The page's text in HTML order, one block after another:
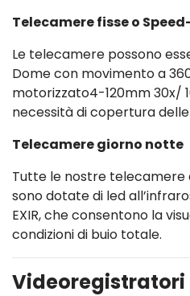
Telecamere fisse o
Le telecamere possono
Dome con movimento a
motorizzato4-120mm 30x/
necessità di copertura
Telecamere giorno notte
Tutte le nostre telecamere
sono dotate di led
EXIR, che consentono la
condizioni di buio totale.
Videoregistratori